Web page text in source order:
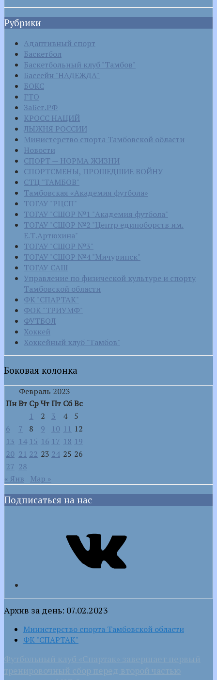
Рубрики
Адаптивный спорт
Баскетбол
Баскетбольный клуб "Тамбов"
Бассейн "НАДЕЖДА"
БОКС
ГТО
ЗаБег.РФ
КРОСС НАЦИЙ
ЛЫЖНЯ РОССИИ
Министерство спорта Тамбовской области
Новости
СПОРТ — НОРМА ЖИЗНИ
СПОРТСМЕНЫ, ПРОШЕДШИЕ ВОЙНУ
СТЦ "ТАМБОВ"
Тамбовская «Академия футбола»
ТОГАУ "РЦСП"
ТОГАУ "СШОР №1 "Академия футбола"
ТОГАУ "СШОР №2 "Центр единоборств им.
Е.Т.Артюхина"
ТОГАУ "СШОР №3"
ТОГАУ "СШОР №4 "Мичуринск"
ТОГАУ САШ
Управление по физической культуре и спорту
Тамбовской области
ФК "СПАРТАК"
ФОК "ТРИУМФ"
ФУТБОЛ
Хоккей
Хоккейный клуб "Тамбов"
Боковая колонка
Февраль 2023
ПнВт СрЧтПт СбВс
1
2 3 4
5
6
7 8 9 10 11 12
13 14 15 16 17 18 19
20 21 22 23 24 25 26
27 28
« Янв
Мар »
Подписаться на нас
Архив за день: 07.02.2023
Министерство спорта Тамбовской области
ФК "СПАРТАК"
Футбольный клуб «Спартак» завершает первый
тренировочный сбор перед второй частью